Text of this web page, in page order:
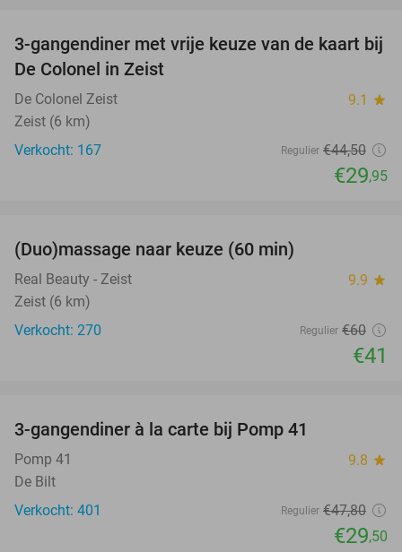
33%
3-gangendiner met vrije keuze van de kaart bij
De Colonel in Zeist
De Colonel Zeist 9.1 star
Zeist (6 km)
Verkocht: 167
Regulier €44,50
€29,95
(Duo)massage naar keuze (60 min)
Real Beauty - Zeist 9.9 star
Zeist (6 km)
Verkocht: 270
Regulier €60
€41
3-gangendiner à la carte bij Pomp 41
Pomp 41 9.8 star
De Bilt
Verkocht: 401
Regulier €47,80
€29,50